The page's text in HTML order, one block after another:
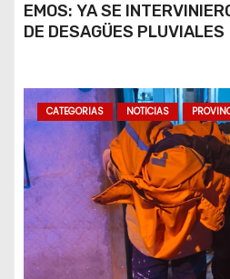
EMOS: YA SE
DE DESAGÜES PLUVIALES
CATEGORIAS NOTICIAS